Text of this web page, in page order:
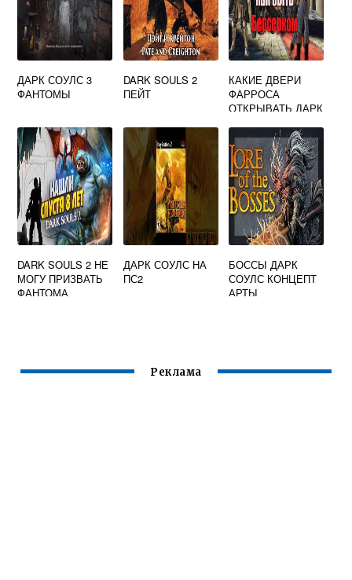
ДАРК СОУЛС 3
ФАНТОМЫ
DARK SOULS 2
ПЕЙТ
КАКИЕ ДВЕРИ
ФАРРОСА
ОТКРЫВАТЬ ДАРК
DARK SOULS 2 НЕ
МОГУ ПРИЗВАТЬ
ФАНТОМА
ДАРК СОУЛС НА
ПС2
БОССЫ ДАРК
СОУЛС КОНЦЕПТ
АРТЫ
Реклама